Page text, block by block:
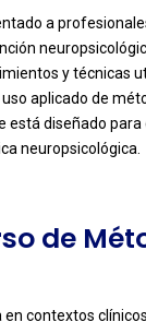
a
y técnicas
aplicado de
diseñado
neuropsicológica.
de
contextos